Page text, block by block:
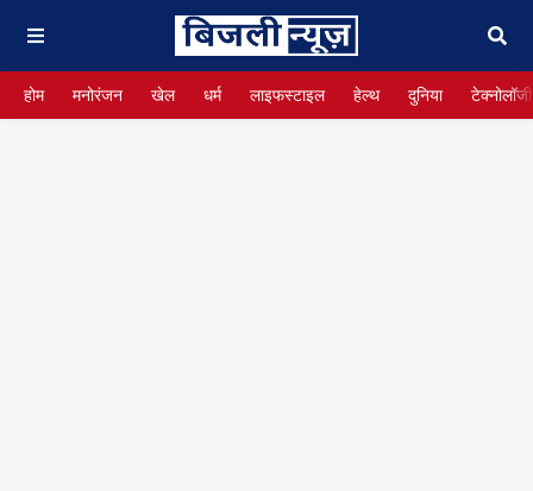
होम मनोरंजन खेल धर्म लाइफस्टाइल हेल्थ दुनिया टेक्नोलॉजी